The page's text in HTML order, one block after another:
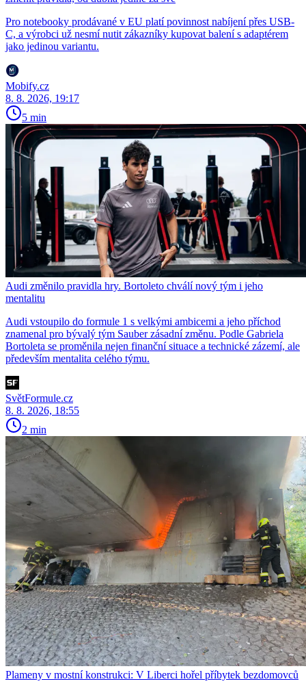
Pro notebooky prodávané v EU platí povinnost nabíjení přes USB-
C, a výrobci už nesmí nutit zákazníky kupovat balení s adaptérem
jako jedinou variantu.
Mobify.cz
8. 8. 2026, 19:17
5 min
Audi změnilo pravidla hry. Bortoleto chválí nový tým i jeho
mentalitu
Audi vstoupilo do formule 1 s velkými ambicemi a jeho příchod
znamenal pro bývalý tým Sauber zásadní změnu. Podle Gabriela
Bortoleta se proměnila nejen finanční situace a technické zázemí, ale
především mentalita celého týmu.
SvětFormule.cz
8. 8. 2026, 18:55
2 min
Plameny v mostní konstrukci: V Liberci hořel příbytek bezdomovců